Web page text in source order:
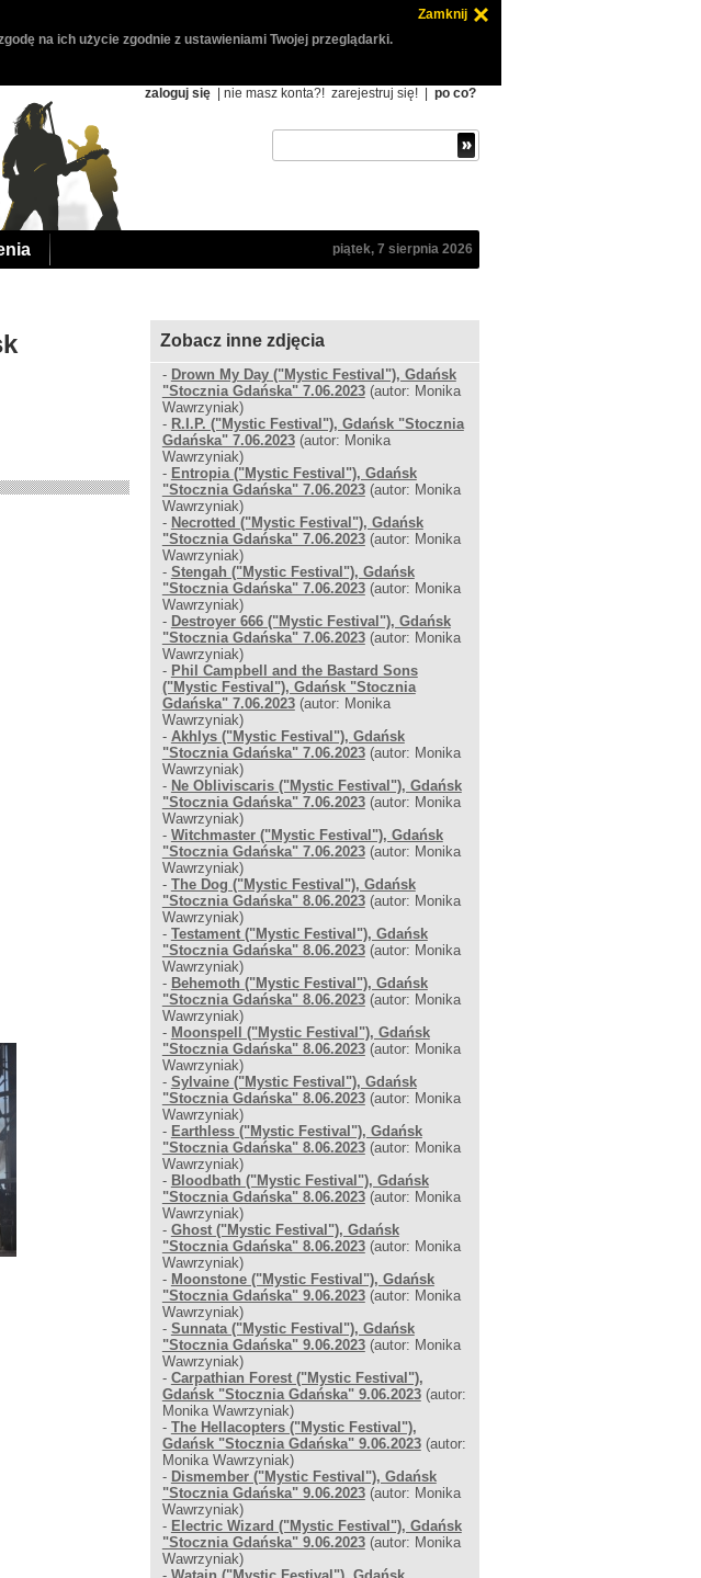
Zamknij
na ich użycie zgodnie z ustawieniami Twojej przeglądarki.
zaloguj się | nie masz konta?! zarejestruj się! po co?
piątek, 7 sierpnia 2026
Zobacz inne zdjęcia
- Drown My Day ("Mystic Festival"), Gdańsk
"Stocznia Gdańska" 7.06.2023(autor: Monika
Wawrzyniak)
- R.I.P. ("Mystic Festival"), Gdańsk "Stocznia
Gdańska" 7.06.2023(autor: Monika
Wawrzyniak)
- Entropia ("Mystic Festival"), Gdańsk
"Stocznia Gdańska" 7.06.2023(autor: Monika
Wawrzyniak)
- Necrotted ("Mystic Festival"), Gdańsk
"Stocznia Gdańska" 7.06.2023(autor: Monika
Wawrzyniak)
- Stengah ("Mystic Festival"), Gdańsk
"Stocznia Gdańska" 7.06.2023(autor: Monika
Wawrzyniak)
- Destroyer 666 ("Mystic Festival"), Gdańsk
"Stocznia Gdańska" 7.06.2023(autor: Monika
Wawrzyniak)
- Phil Campbell and the Bastard Sons
("Mystic Festival"), Gdańsk "Stocznia
Gdańska" 7.06.2023(autor: Monika
Wawrzyniak)
- Akhlys ("Mystic Festival"), Gdańsk
"Stocznia Gdańska" 7.06.2023(autor: Monika
Wawrzyniak)
- Ne Obliviscaris ("Mystic Festival"), Gdańsk
"Stocznia Gdańska" 7.06.2023(autor: Monika
Wawrzyniak)
- Witchmaster ("Mystic Festival"), Gdańsk
"Stocznia Gdańska" 7.06.2023(autor: Monika
Wawrzyniak)
- The Dog ("Mystic Festival"), Gdańsk
"Stocznia Gdańska" 8.06.2023(autor: Monika
Wawrzyniak)
- Testament ("Mystic Festival"), Gdańsk
"Stocznia Gdańska" 8.06.2023(autor: Monika
Wawrzyniak)
- Behemoth ("Mystic Festival"), Gdańsk
"Stocznia Gdańska" 8.06.2023(autor: Monika
Wawrzyniak)
- Moonspell ("Mystic Festival"), Gdańsk
"Stocznia Gdańska" 8.06.2023(autor: Monika
Wawrzyniak)
- Sylvaine ("Mystic Festival"), Gdańsk
"Stocznia Gdańska" 8.06.2023(autor: Monika
Wawrzyniak)
- Earthless ("Mystic Festival"), Gdańsk
"Stocznia Gdańska" 8.06.2023(autor: Monika
Wawrzyniak)
- Bloodbath ("Mystic Festival"), Gdańsk
"Stocznia Gdańska" 8.06.2023(autor: Monika
Wawrzyniak)
- Ghost ("Mystic Festival"), Gdańsk
"Stocznia Gdańska" 8.06.2023(autor: Monika
Wawrzyniak)
- Moonstone ("Mystic Festival"), Gdańsk
"Stocznia Gdańska" 9.06.2023(autor: Monika
Wawrzyniak)
- Sunnata ("Mystic Festival"), Gdańsk
"Stocznia Gdańska" 9.06.2023(autor: Monika
Wawrzyniak)
- Carpathian Forest ("Mystic Festival"),
Gdańsk "Stocznia Gdańska" 9.06.2023(autor:
Monika Wawrzyniak)
- The Hellacopters ("Mystic Festival"),
Gdańsk "Stocznia Gdańska" 9.06.2023(autor:
Monika Wawrzyniak)
- Dismember ("Mystic Festival"), Gdańsk
"Stocznia Gdańska" 9.06.2023(autor: Monika
Wawrzyniak)
- Electric Wizard ("Mystic Festival"), Gdańsk
"Stocznia Gdańska" 9.06.2023(autor: Monika
Wawrzyniak)